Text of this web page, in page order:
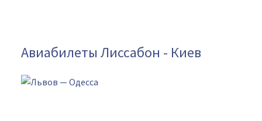
Авиабилеты Лиссабон - Киев